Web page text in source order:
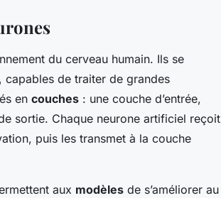
du cerveau humain. Ils se
capables de traiter de grandes
en couches : une couche d’entrée,
sortie. Chaque neurone artificiel reçoit
puis les transmet à la couche
aux modèles de s’améliorer au